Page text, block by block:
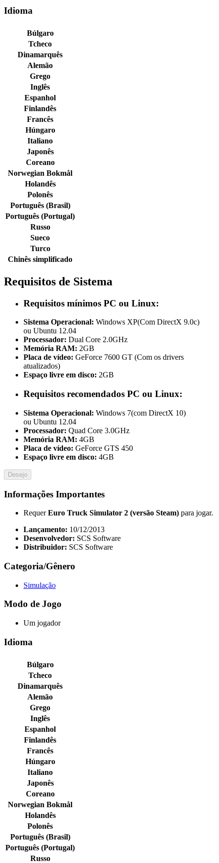
Idioma
Búlgaro
Tcheco
Dinamarquês
Alemão
Grego
Inglês
Espanhol
Finlandês
Francês
Húngaro
Italiano
Japonês
Coreano
Norwegian Bokmål
Holandês
Polonês
Português (Brasil)
Português (Portugal)
Russo
Sueco
Turco
Chinês simplificado
Requisitos de Sistema
Requisitos mínimos PC ou Linux:
Sistema Operacional: Windows XP(Com DirectX 9.0c)
ou Ubuntu 12.04
Processador: Dual Core 2.0GHz
Memória RAM: 2GB
Placa de vídeo: GeForce 7600 GT (Com os drivers
atualizados)
Espaço livre em disco: 2GB
Requisitos recomendados PC ou Linux:
Sistema Operacional: Windows 7(com DirectX 10)
ou Ubuntu 12.04
Processador: Quad Core 3.0GHz
Memória RAM: 4GB
Placa de vídeo: GeForce GTS 450
Espaço livre em disco: 4GB
Desejo
Informações Importantes
RequerEuro Truck Simulator 2 (versão Steam) para jogar.
Lançamento: 10/12/2013
Desenvolvedor: SCS Software
Distribuidor: SCS Software
Categoria/Gênero
Simulação
Modo de Jogo
Um jogador
Idioma
Búlgaro
Tcheco
Dinamarquês
Alemão
Grego
Inglês
Espanhol
Finlandês
Francês
Húngaro
Italiano
Japonês
Coreano
Norwegian Bokmål
Holandês
Polonês
Português (Brasil)
Português (Portugal)
Russo